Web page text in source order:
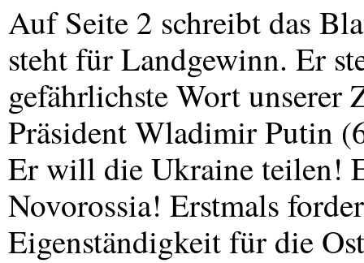
Auf Seite 2 schreibt das
steht für Landgewinn. Er
gefährlichste Wort unserer
Präsident Wladimir Putin
Er will die Ukraine teilen!
Novorossia! Erstmals
Eigenständigkeit für die